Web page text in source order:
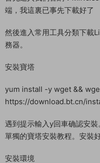
三網H5小遊戲 《凡人逆襲